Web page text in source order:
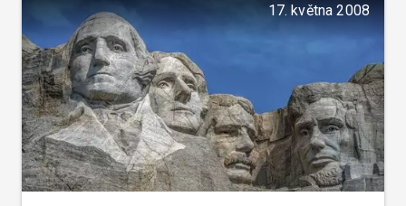
17. května 2008